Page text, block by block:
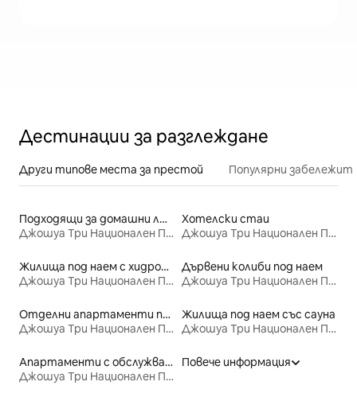
Дестинации за разглеждане
Други типове места за престой Популярни
Подходящи за домашни любимци места под наем
Джошуа Три Национален Парк
Хотелски стаи
Джошуа Три Национален Парк
Жилища под наем с хидромасажна вана
Джошуа Три Национален Парк
Дървени колиби под наем
Джошуа Три Национален Парк
Отделни апартаменти под наем
Джошуа Три Национален Парк
Жилища под наем със сауна
Джошуа Три Национален Парк
Апартаменти с обслужване под наем
Джошуа Три Национален Парк
Повече информация